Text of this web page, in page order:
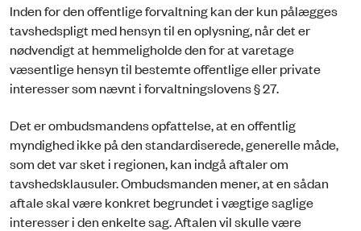
Inden for den offentlige forvaltning kan der kun pålægges
tavshedspligt med hensyn til en oplysning, når det er
nødvendigt at hemmeligholde den for at varetage
væsentlige hensyn til bestemte offentlige eller private
interesser som nævnt i forvaltningslovens § 27.
Det er ombudsmandens opfattelse, at en offentlig
myndighed ikke på den standardiserede, generelle måde,
som det var sket i regionen, kan indgå aftaler om
tavshedsklausuler. Ombudsmanden mener, at en sådan
aftale skal være konkret begrundet i vægtige saglige
interesser i den enkelte sag. Aftalen vil skulle være